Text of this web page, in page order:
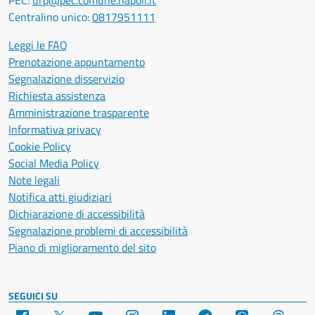
Centralino unico:0817951111
Leggi le FAQ
Prenotazione appuntamento
Segnalazione disservizio
Richiesta assistenza
Amministrazione trasparente
Informativa privacy
Cookie Policy
Social Media Policy
Note legali
Notifica atti giudiziari
Dichiarazione di accessibilità
Segnalazione problemi di accessibilità
Piano di miglioramento del sito
SEGUICI SU